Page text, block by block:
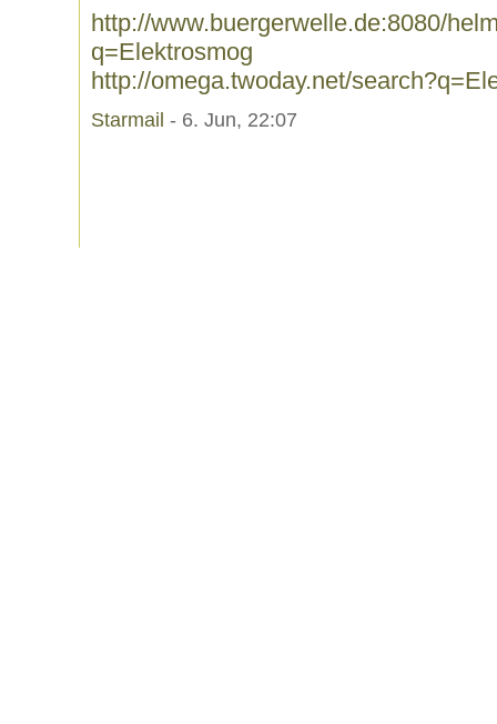
http://www.buergerwelle.de:8080/
q=Elektrosmog
http://omega.twoday.net/
Starmail - 6. Jun, 22:07